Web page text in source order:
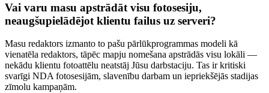
Vai varu masu apstrādāt visu fotosesiju,
neaugšupielādējot klientu failus uz serveri?
Masu redaktors izmanto to pašu pārlūkprogrammas modeli kā
vienatēla redaktors, tāpēc mapju nomešana apstrādās visu lokāli —
nekādu klientu fotoattēlu neatstāj Jūsu darbstaciju. Tas ir kritiski
svarīgi NDA fotosesijām, slavenību darbam un iepriekšējās stadijas
zīmolu kampaņām.